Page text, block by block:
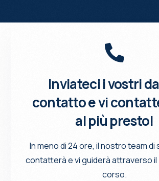
Inviateci i vostri
contatto e vi
al più presto!
In meno di 24 ore, il nostro team
contatterà e vi guiderà attraverso
corso.